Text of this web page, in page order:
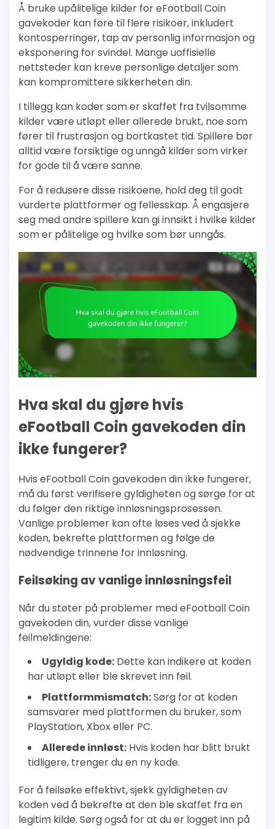
Å bruke upålitelige kilder for eFootball Coin
gavekoder kan føre til flere risikoer, inkludert
kontosperringer, tap av personlig informasjon og
eksponering for svindel. Mange uoffisielle
nettsteder kan kreve personlige detaljer som
kan kompromittere sikkerheten din.
I tillegg kan koder som er skaffet fra tvilsomme
kilder være utløpt eller allerede brukt, noe som
fører til frustrasjon og bortkastet tid. Spillere bør
alltid være forsiktige og unngå kilder som virker
for gode til å være sanne.
For å redusere disse risikoene, hold deg til godt
vurderte plattformer og fellesskap. Å engasjere
seg med andre spillere kan gi innsikt i hvilke kilder
som er pålitelige og hvilke som bør unngås.
Hva skal du gjøre hvis
eFootball Coin gavekoden din
ikke fungerer?
Hvis eFootball Coin gavekoden din ikke fungerer,
må du først verifisere gyldigheten og sørge for at
du følger den riktige innløsningsprosessen.
Vanlige problemer kan ofte løses ved å sjekke
koden, bekrefte plattformen og følge de
nødvendige trinnene for innløsning.
Feilsøking av vanlige innløsningsfeil
Når du støter på problemer med eFootball Coin
gavekoden din, vurder disse vanlige
feilmeldingene:
Ugyldig kode: Dette kan indikere at koden
har utløpt eller ble skrevet inn feil.
Plattformmismatch:Sørg for at koden
samsvarer med plattformen du bruker, som
PlayStation, Xbox eller PC.
Allerede innløst: Hvis koden har blitt brukt
tidligere, trenger du en ny kode.
For å feilsøke effektivt, sjekk gyldigheten av
koden ved å bekrefte at den ble skaffet fra en
legitim kilde. Sørg også for at du er logget inn på